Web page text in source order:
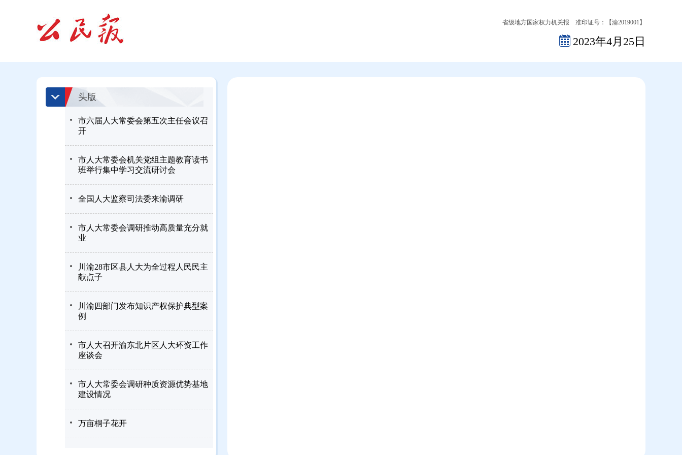
省级地方国家权力机关报 准印证号：【渝2019001】
2023年4月25日
头版
市六届人大常委会第五次主任会议召
开
市人大常委会机关党组主题教育读书
班举行集中学习交流研讨会
全国人大监察司法委来渝调研
市人大常委会调研推动高质量充分就
业
川渝28市区县人大为全过程人民民主
献点子
川渝四部门发布知识产权保护典型案
例
市人大召开渝东北片区人大环资工作
座谈会
市人大常委会调研种质资源优势基地
建设情况
万亩桐子花开